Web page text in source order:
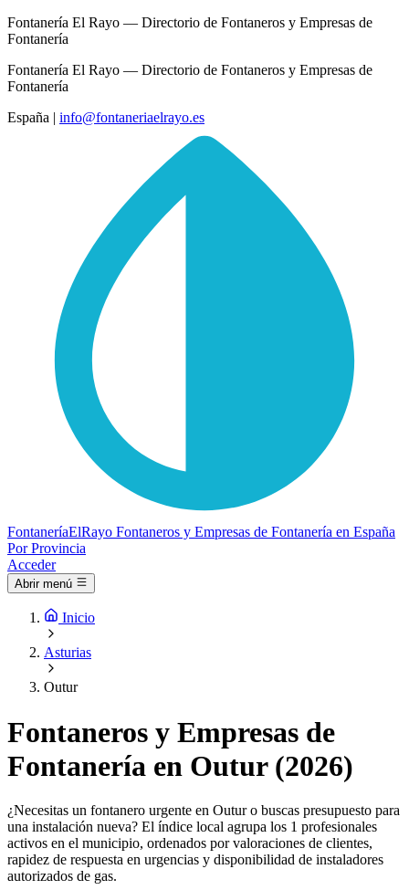
Fontanería El Rayo — Directorio de Fontaneros y Empresas de
Fontanería
Fontanería El Rayo — Directorio de Fontaneros y Empresas de
Fontanería
España | info@fontaneriaelrayo.es
FontaneríaElRayo Fontaneros y Empresas de Fontanería en España
Por Provincia
Acceder
Abrir menú
Inicio
Asturias
Outur
Fontaneros y Empresas de
Fontanería en Outur (2026)
¿Necesitas un fontanero urgente en Outur o buscas presupuesto para
una instalación nueva? El índice local agrupa los 1 profesionales
activos en el municipio, ordenados por valoraciones de clientes,
rapidez de respuesta en urgencias y disponibilidad de instaladores
autorizados de gas.